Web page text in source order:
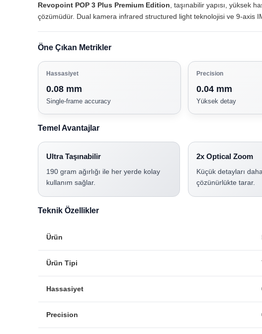
Revopoint POP 3 Plus Premium Edition , taşınabilir yapısı, yüksek
çözümüdür. Dual kamera infrared structured light teknolojisi ve 9-axis
Öne Çıkan Metrikler
Hassasiyet
0.08 mm
Single-frame accuracy
Precision
0.04 mm
Yüksek detay
Temel Avantajlar
Ultra Taşınabilir
190 gram ağırlığı ile her yerde kolay
kullanım sağlar.
2x Optical Zoom
Küçük detayları
çözünürlükte tarar.
Teknik Özellikler
Ürün
Ürün Tipi
Hassasiyet
Precision